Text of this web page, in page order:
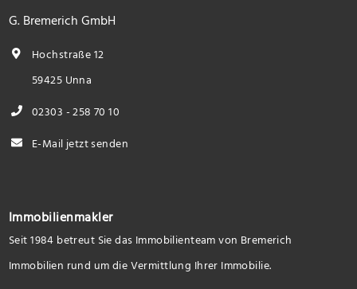
G. Bremerich GmbH
Hochstraße 12
59425 Unna
02303 - 258 70 10
E-Mail jetzt senden
Immobilienmakler
Seit 1984 betreut Sie das Immobilienteam von Bremerich
Immobilien rund um die Vermittlung Ihrer Immobilie.